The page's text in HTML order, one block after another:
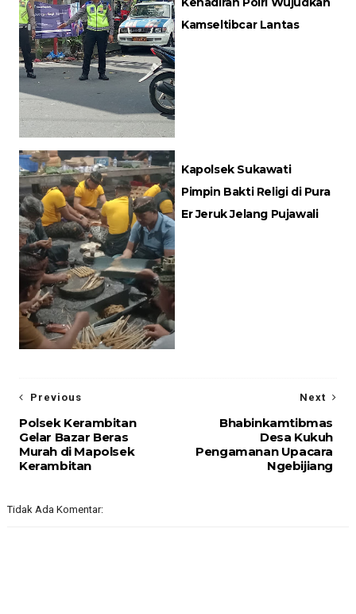
Kamseltibcar Lantas
Kapolsek Sukawati
Pimpin Bakti Religi di Pura
Er Jeruk Jelang Pujawali
Next
Bhabinkamtibmas
Desa Kukuh
Pengamanan Upacara
Ngebijiang
Previous
Polsek Kerambitan
Gelar Bazar Beras
Murah di Mapolsek
Kerambitan
Tidak Ada Komentar: